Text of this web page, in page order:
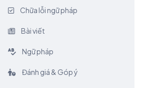
Chữa lỗi ngữ pháp
Bài viết
Ngữ pháp
Đánh giá & Góp ý